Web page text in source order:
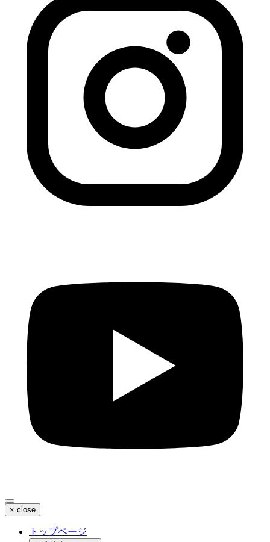
× close
トップページ